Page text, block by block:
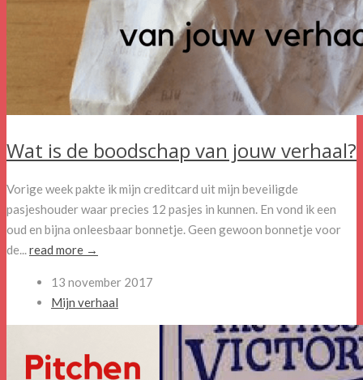
Wat is de boodschap van jouw verhaal?
Vorige week pakte ik mijn creditcard uit mijn beveiligde
pasjeshouder waar precies 12 pasjes in kunnen. En vond ik een
oud en bijna onleesbaar bonnetje. Geen gewoon bonnetje voor
de...read more →
13 november 2017
Mijn verhaal